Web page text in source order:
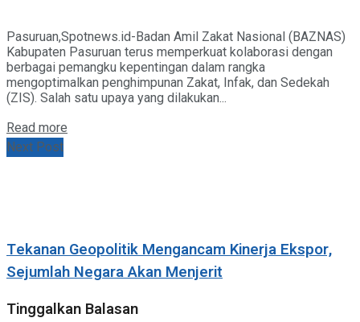
Pasuruan,Spotnews.id-Badan Amil Zakat Nasional (BAZNAS)
Kabupaten Pasuruan terus memperkuat kolaborasi dengan
berbagai pemangku kepentingan dalam rangka
mengoptimalkan penghimpunan Zakat, Infak, dan Sedekah
(ZIS). Salah satu upaya yang dilakukan...
Read more
Next Post
Tekanan Geopolitik Mengancam Kinerja Ekspor,
Sejumlah Negara Akan Menjerit
Tinggalkan Balasan